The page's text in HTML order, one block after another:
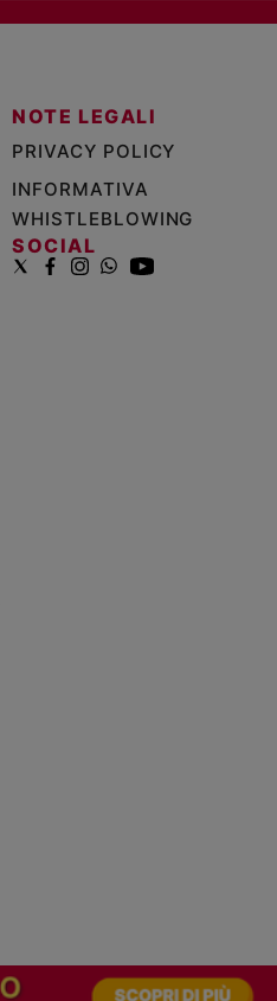
NOTE LEGALI
PRIVACY POLICY
INFORMATIVA
WHISTLEBLOWING
SOCIAL